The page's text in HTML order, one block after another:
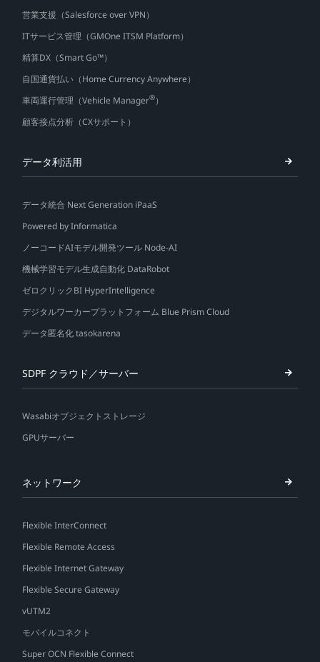
営業支援（Salesforce over VPN）
ITサービス管理（GMOne ITSM Platform）
精算DX（Smart Go™）
自国通貨払い（Home Currency Anywhere）
車両運行管理（Vehicle Manager®）
顧客接点分析（CXサポート）
データ利活用
データ統合 Next Generation iPaaS
Powered by Informatica
ノーコードAIモデル開発ツール Node-AI
機械学習モデル生成自動化 DataRobot
ゼロクリックBI HyperIntelligence
デジタルワーカープラットフォーム Blue Prism Cloud
データ匿名化 tasokarena
SDPF クラウド／サーバー
Wasabiオブジェクトストレージ
GPUサーバー
ネットワーク
Flexible InterConnect
Flexible Remote Access
Flexible Internet Gateway
Flexible Secure Gateway
vUTM2
モバイルコネクト
Super OCN Flexible Connect